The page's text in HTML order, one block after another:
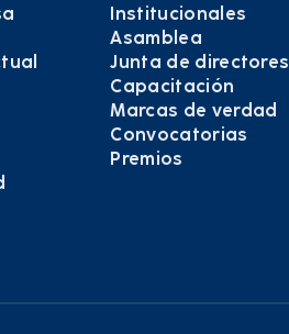
Institucionales
Asamblea
Junta de directores
Capacitación
Marcas de verdad
Convocatorias
Premios